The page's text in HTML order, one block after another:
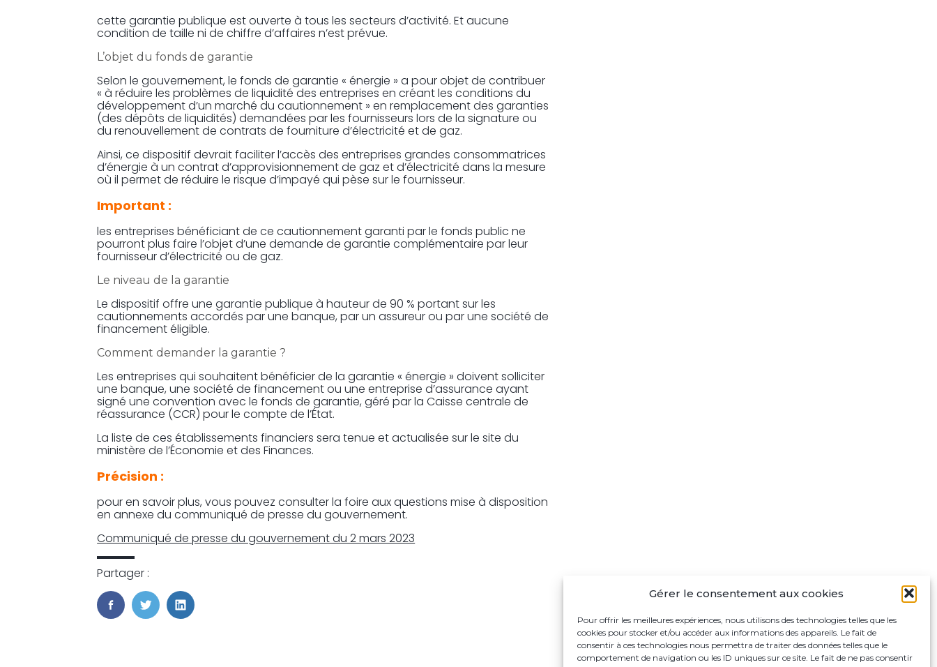
Gérer le consentement aux cookies
Pour offrir les meilleures expériences, nous utilisons des technologies telles que les
cookies pour stocker et/ou accéder aux informations des appareils. Le fait de
consentir à ces technologies nous permettra de traiter des données telles que le
comportement de navigation ou les ID uniques sur ce site. Le fait de ne pas consentir
cette garantie publique est ouverte à tous les secteurs d’activité. Et aucune
condition de taille ni de chiffre d’affaires n’est prévue.
L’objet du fonds de garantie
Selon le gouvernement, le fonds de garantie « énergie » a pour objet de contribuer
« à réduire les problèmes de liquidité des entreprises en créant les conditions du
développement d’un marché du cautionnement » en remplacement des garanties
(des dépôts de liquidités) demandées par les fournisseurs lors de la signature ou
du renouvellement de contrats de fourniture d’électricité et de gaz.
Ainsi, ce dispositif devrait faciliter l’accès des entreprises grandes consommatrices
d’énergie à un contrat d’approvisionnement de gaz et d’électricité dans la mesure
où il permet de réduire le risque d’impayé qui pèse sur le fournisseur.
Important :
les entreprises bénéficiant de ce cautionnement garanti par le fonds public ne
pourront plus faire l’objet d’une demande de garantie complémentaire par leur
fournisseur d’électricité ou de gaz.
Le niveau de la garantie
Le dispositif offre une garantie publique à hauteur de 90 % portant sur les
cautionnements accordés par une banque, par un assureur ou par une société de
financement éligible.
Comment demander la garantie ?
Les entreprises qui souhaitent bénéficier de la garantie « énergie » doivent solliciter
une banque, une société de financement ou une entreprise d’assurance ayant
signé une convention avec le fonds de garantie, géré par la Caisse centrale de
réassurance (CCR) pour le compte de l’État.
La liste de ces établissements financiers sera tenue et actualisée sur le site du
ministère de l’Économie et des Finances.
Précision :
pour en savoir plus, vous pouvez consulter la foire aux questions mise à disposition
en annexe du communiqué de presse du gouvernement.
Communiqué de presse du gouvernement du 2 mars 2023
Partager :
FaceBook
TwitterLinkedIn